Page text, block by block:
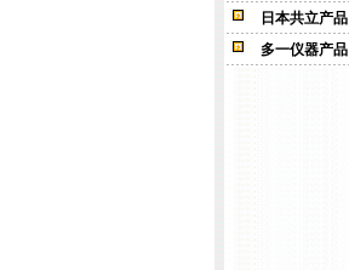
日本共立产品
多一仪器产品